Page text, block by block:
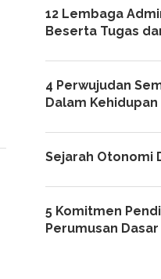
12 Lembaga
Beserta Tugas
4 Perwujudan
Dalam
Sejarah Otonomi
5 Komitmen
Perumusan